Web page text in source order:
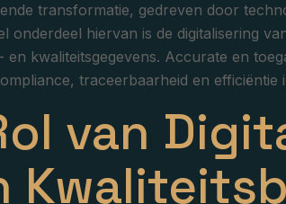
transformatie, gedreven door
onderdeel hiervan is de digitalisering
kwaliteitsgegevens. Accurate en
traceerbaarheid en efficiëntie
van